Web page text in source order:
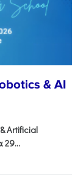
& AI
Artificial
29...